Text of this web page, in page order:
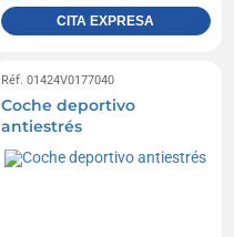
CITA EXPRESA
Réf. 01424V0177040
Coche deportivo
antiestrés